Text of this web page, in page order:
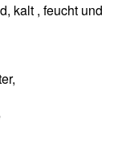
kalt , feucht und